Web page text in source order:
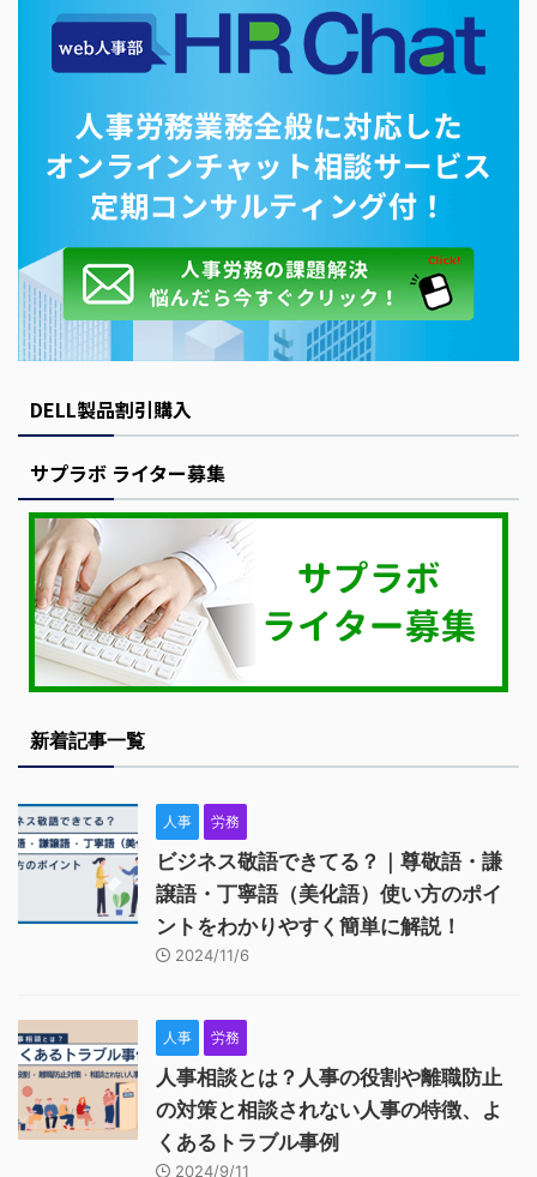
DELL製品割引購入
サプラボ ライター募集
新着記事一覧
人事 労務
ビジネス敬語できてる？｜尊敬語・謙
譲語・丁寧語（美化語）使い方のポイ
ントをわかりやすく簡単に解説！
2024/11/6
人事 労務
人事相談とは？人事の役割や離職防止
の対策と相談されない人事の特徴、よ
くあるトラブル事例
2024/9/11